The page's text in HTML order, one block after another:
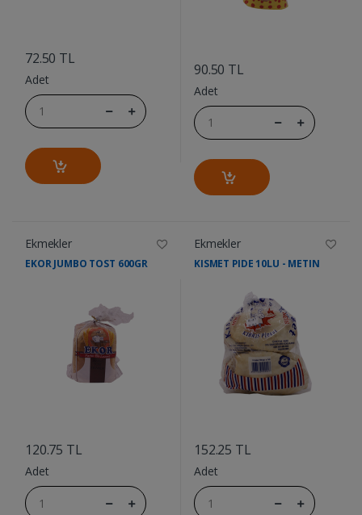
72.50 TL
Adet
90.50 TL
Adet
Ekmekler
EKOR JUMBO TOST 600GR
120.75 TL
Adet
Ekmekler
KISMET PIDE 10LU - METIN
152.25 TL
Adet